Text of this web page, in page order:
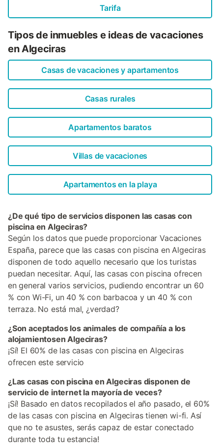
Tarifa
Tipos de inmuebles e ideas de vacaciones
en Algeciras
Casas de vacaciones y apartamentos
Casas rurales
Apartamentos baratos
Villas de vacaciones
Apartamentos en la playa
¿De qué tipo de servicios disponen las casas con
piscina en Algeciras?
Según los datos que puede proporcionar Vacaciones
España, parece que las casas con piscina en Algeciras
disponen de todo aquello necesario que los turistas
puedan necesitar. Aquí, las casas con piscina ofrecen
en general varios servicios, pudiendo encontrar un 60
% con Wi-Fi, un 40 % con barbacoa y un 40 % con
terraza. No está mal, ¿verdad?
¿Son aceptados los animales de compañía a los
alojamientosen Algeciras?
¡Sí! El 60% de las casas con piscina en Algeciras
ofrecen este servicio
¿Las casas con piscina en Algeciras disponen de
servicio de internet la mayoría de veces?
¡Sí! Basado en datos recopilados el año pasado, el 60%
de las casas con piscina en Algeciras tienen wi-fi. Así
que no te asustes, serás capaz de estar conectado
durante toda tu estancia!